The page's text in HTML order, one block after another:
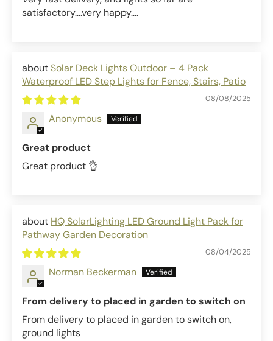
satisfactory....very happy....
Solar Deck Lights Outdoor – 4 Pack
Waterproof LED Step Lights for Fence, Stairs, Patio
08/08/2025
Anonymous
Great product
Great product 👌
HQ SolarLighting LED Ground Light Pack for
Pathway Garden Decoration
08/04/2025
Norman Beckerman
From delivery to placed in garden to switch on
From delivery to placed in garden to switch on,
ground lights